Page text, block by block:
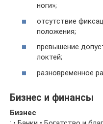
ноги»;
отсутствие
положения;
превышение
локтей;
разновременное
Бизнес и финансы
Бизнес